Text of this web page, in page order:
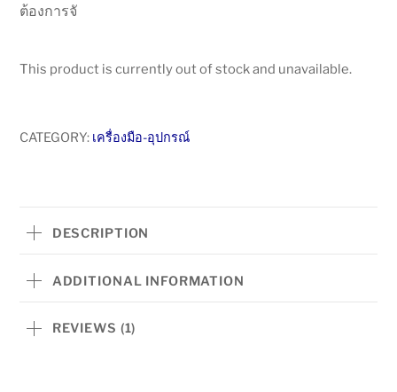
ต้องการจั
This product is currently out of stock and unavailable.
CATEGORY: เครื่องมือ-อุปกรณ์
DESCRIPTION
ADDITIONAL INFORMATION
REVIEWS (1)